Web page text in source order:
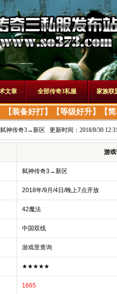
文章 全部传奇3私服 家族联
【装备好打】【等级好升】【
弑神传奇3→新区 更新时间：2018/8/30
游
弑神传奇3→新区
2018年/9月/4日/晚上7点开放
42魔法
中国双线
游戏里查询
★★★★★
1665